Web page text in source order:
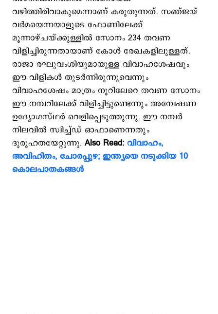
വഴിത്തിരിവാകുമെന്നാണ് കരുതുന്നത്. സഞ്ജയ്
വര്‍മയെന്നയാളുടെ ഫോണിലേക്ക്
മൂന്നാഴ്ചയ്ക്കുള്ളില്‍ സോനം 234 തവണ
വിളിച്ചിരുന്നതായാണ് കോള്‍ രേഖകളിലുള്ളത്.
രാജാ രഘുവംശിയുമായുള്ള വിവാഹശേഷവും
ഈ വിളികള്‍ തുടര്‍ന്നിരുന്നുവെന്നും
വിവാഹശേഷം മാത്രം നൂറിലേറെ തവണ സോനം
ഈ നമ്പറിലേക്ക് വിളിച്ചിട്ടുണ്ടെന്നും അന്വേഷണ
ഉദ്യോഗസ്ഥര്‍ വെളിപ്പെടുത്തുന്നു. ഈ നമ്പര്‍
നിലവില്‍ സ്വിച്ച്ഡ് ഓഫാണെന്നതും
ദുരൂഹതയേറ്റുന്നു. Also Read: വിവാഹം,
അവിഹിതം, ചോരപ്പുഴ; ഇന്ത്യയെ നടുക്കിയ 10
കൊലപാതകങ്ങള്‍